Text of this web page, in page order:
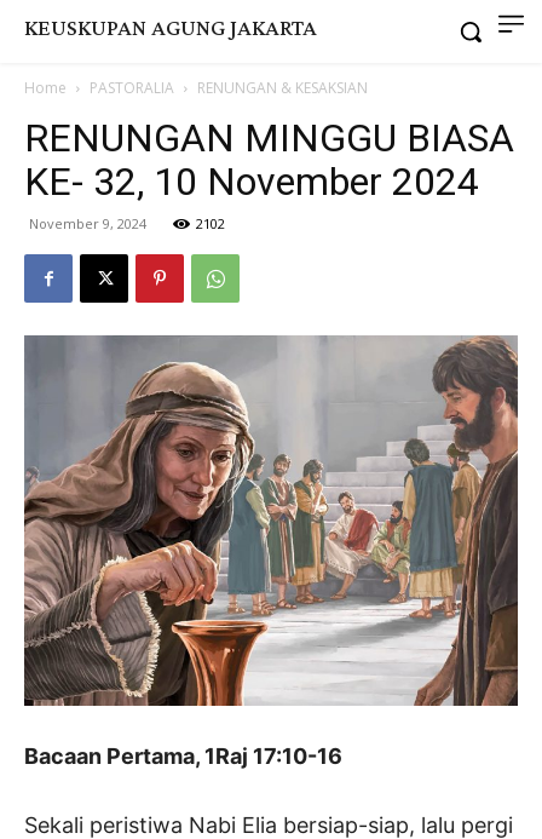
KEUSKUPAN AGUNG JAKARTA
Home PASTORALIA RENUNGAN & KESAKSIAN
RENUNGAN MINGGU BIASA
KE- 32, 10 November 2024
November 9, 2024 2102
Bacaan Pertama, 1Raj 17:10-16
Sekali peristiwa Nabi Elia bersiap-siap, lalu pergi